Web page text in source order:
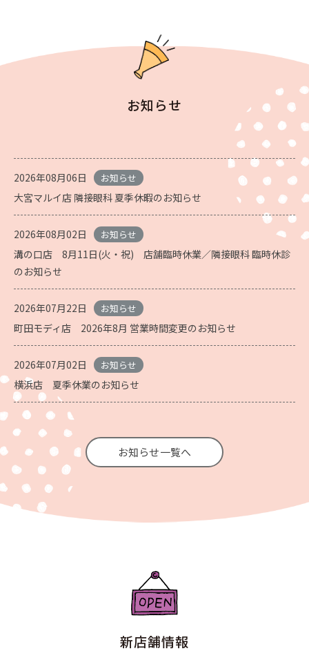
お知らせ
2026年08月06日 お知らせ
大宮マルイ店 隣接眼科 夏季休暇のお知らせ
2026年08月02日 お知らせ
溝の口店 8月11日(火・祝) 店舗臨時休業／隣接眼科 臨時休診
のお知らせ
2026年07月22日 お知らせ
町田モディ店 2026年8月 営業時間変更のお知らせ
2026年07月02日 お知らせ
横浜店 夏季休業のお知らせ
お知らせ一覧へ
新店舗情報